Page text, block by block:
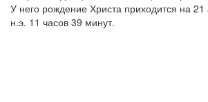
У него рождение Христа приходится на 21
н.э. 11 часов 39 минут.